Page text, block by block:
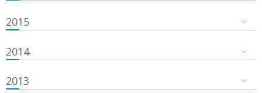
2015
2014
2013